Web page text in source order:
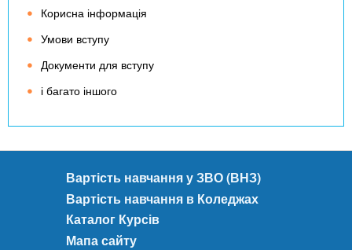
Корисна інформація
Умови вступу
Документи для вступу
і багато іншого
Вартість навчання у ЗВО (ВНЗ)
Вартість навчання в Коледжах
Каталог Курсів
Мапа сайту